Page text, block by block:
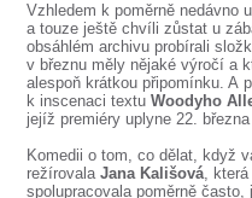
Vzhledem k poměrně nedávno
a touze ještě chvíli zůstat u
obsáhlém archivu probírali
v březnu měly nějaké výročí a
alespoň krátkou připomínku. A
k inscenaci textuWoodyho
jejíž premiéry uplyne 22.
Komedii o tom, co dělat, když
režírovalaJana Kališová,
spolupracovala poměrně